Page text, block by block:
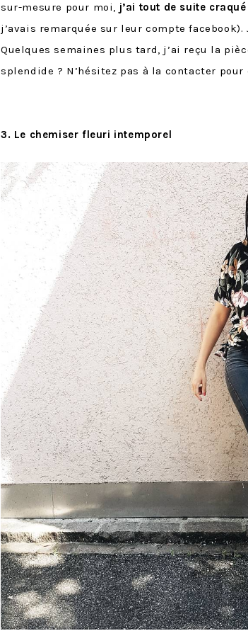
sur-mesure pour moi, j’ai tout de suite
j’avais remarquée sur leur compte
Quelques semaines plus tard, j’ai reçu la
splendide ? N’hésitez pas à la contacter
3. Le chemiser fleuri intemporel